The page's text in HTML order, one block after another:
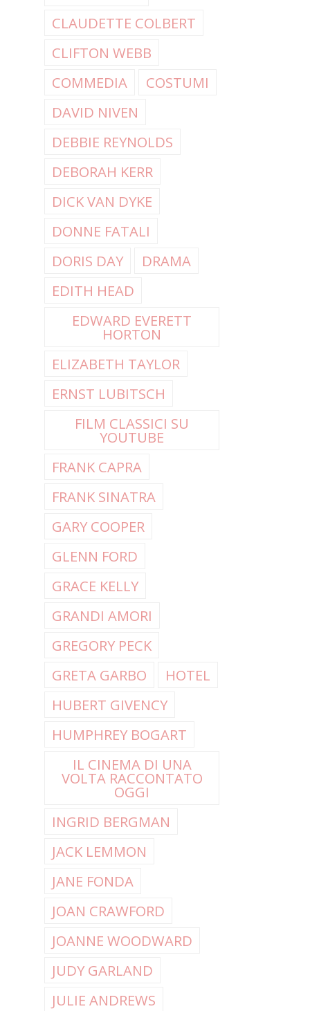
CLAUDETTE COLBERT
CLIFTON WEBB
COMMEDIA
COSTUMI
DAVID NIVEN
DEBBIE REYNOLDS
DEBORAH KERR
DICK VAN DYKE
DONNE FATALI
DORIS DAY
DRAMA
EDITH HEAD
EDWARD EVERETT
HORTON
ELIZABETH TAYLOR
ERNST LUBITSCH
FILM CLASSICI SU
YOUTUBE
FRANK CAPRA
FRANK SINATRA
GARY COOPER
GLENN FORD
GRACE KELLY
GRANDI AMORI
GREGORY PECK
GRETA GARBO
HOTEL
HUBERT GIVENCY
HUMPHREY BOGART
IL CINEMA DI UNA
VOLTA RACCONTATO
OGGI
INGRID BERGMAN
JACK LEMMON
JANE FONDA
JOAN CRAWFORD
JOANNE WOODWARD
JUDY GARLAND
JULIE ANDREWS